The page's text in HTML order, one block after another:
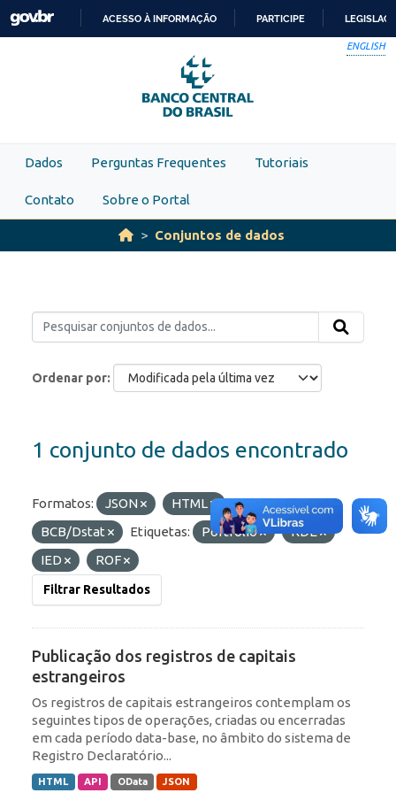
Skip to main content
PARA
O
CONTEÚDO
ACESSO À INFORMAÇÃO PARTICIPE
ENGLISH
Dados Perguntas Frequentes Tutoriais
Contato Sobre o Portal
Conjuntos de dados
Ordenar por
1 conjunto de dados encontrado
Formatos: JSON HTML
Organizações:
BCB/Dstat
Etiquetas: Portfólio
RDE
IED
ROF
Filtrar Resultados
Publicação dos registros de capitais
estrangeiros
Os registros de capitais estrangeiros contemplam os
seguintes tipos de operações, criadas ou encerradas
em cada período data-base, no âmbito do sistema de
Registro Declaratório...
HTML API OData JSON